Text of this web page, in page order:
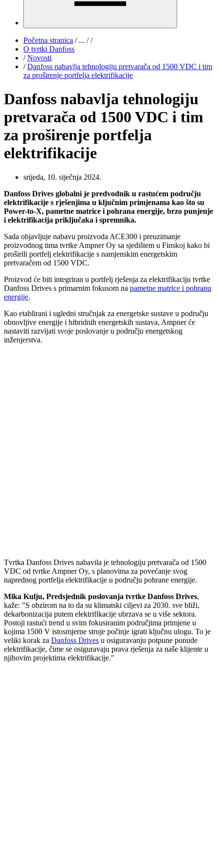
Početna stranica /... / /
O tvrtki Danfoss
/ Novosti
/ Danfoss nabavlja tehnologiju pretvarača od 1500 VDC i tim
za proširenje portfelja elektrifikacije
Danfoss nabavlja tehnologiju
pretvarača od 1500 VDC i tim
za proširenje portfelja
elektrifikacije
srijeda, 10. siječnja 2024.
Danfoss Drives globalni je predvodnik u rastućem području
elektrifikacije s rješenjima u ključnim primjenama kao što su
Power-to-X, pametne matrice i pohrana energije, brzo punjenje
i elektrifikacija priključaka i spremnika.
Sada objavljuje nabavu proizvoda ACE300 i preuzimanje
proizvodnog tima tvrtke Ampner Oy sa sjedištem u Finskoj kako bi
proširili portfelj elektrifikacije s namjenskim energetskim
pretvaračem od 1500 VDC.
Proizvod će biti integriran u portfelj rješenja za elektrifikaciju tvrtke
Danfoss Drives s primarnim fokusom na pametne matrice i pohranu
energije.
Kao etablirani i ugledni stručnjak za energetske sustave u području
obnovljive energije i hibridnih energetskih sustava, Ampner će
nastaviti razvijati svoje poslovanje u području energetskog
inženjerstva.
Tvrtka Danfoss Drives nabavila je tehnologiju pretvarača od 1500
VDC od tvrtke Ampner Oy, s planovima za povećanje svog
naprednog portfelja elektrifikacije u području pohrane energije.
Mika Kulju, Predsjednik poslovanja tvrtke Danfoss Drives,
kaže: "S obzirom na to da su klimatski ciljevi za 2030. sve bliži,
dekarbonizacija putem elektrifikacije ubrzava se u više sektora.
Postoji rastući trend u svim fokusiranim područjima primjene u
kojima 1500 V istosmjerne struje počinje igrati ključnu ulogu. To je
veliki korak za Danfoss Drives u osiguravanju potpune ponude
elektrifikacije, čime se osiguravaju prava rješenja za naše klijente u
njihovim projektima elektrifikacije."